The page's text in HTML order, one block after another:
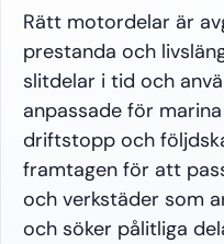
Rätt motordelar är
prestanda och
slitdelar i tid och
anpassade för
driftstopp och
framtagen för att
och verkstäder som
och söker pålitliga